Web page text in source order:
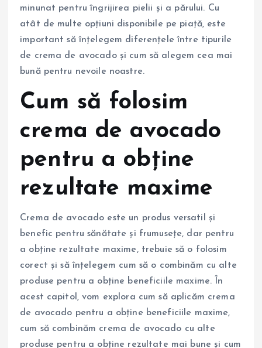
minunat pentru îngrijirea pielii și a părului. Cu
atât de multe opțiuni disponibile pe piață, este
important să înțelegem diferențele între tipurile
de crema de avocado și cum să alegem cea mai
bună pentru nevoile noastre.
Cum să folosim
crema de avocado
pentru a obține
rezultate maxime
Crema de avocado este un produs versatil și
benefic pentru sănătate și frumusețe, dar pentru
a obține rezultate maxime, trebuie să o folosim
corect și să înțelegem cum să o combinăm cu alte
produse pentru a obține beneficiile maxime. În
acest capitol, vom explora cum să aplicăm crema
de avocado pentru a obține beneficiile maxime,
cum să combinăm crema de avocado cu alte
produse pentru a obține rezultate mai bune și cum